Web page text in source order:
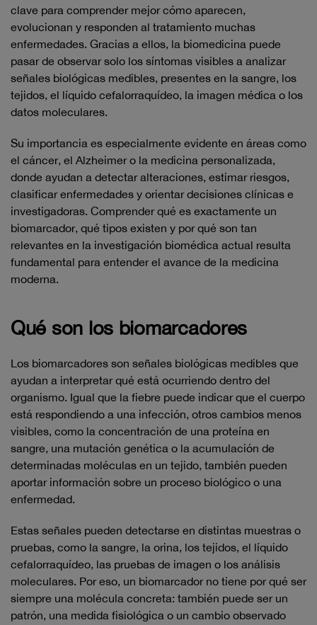
clave para comprender mejor cómo aparecen,
evolucionan y responden al tratamiento muchas
enfermedades. Gracias a ellos, la biomedicina puede
pasar de observar solo los síntomas visibles a analizar
señales biológicas medibles, presentes en la sangre, los
tejidos, el líquido cefalorraquídeo, la imagen médica o los
datos moleculares.
Su importancia es especialmente evidente en áreas como
el cáncer, el Alzheimer o la medicina personalizada,
donde ayudan a detectar alteraciones, estimar riesgos,
clasificar enfermedades y orientar decisiones clínicas e
investigadoras. Comprender qué es exactamente un
biomarcador, qué tipos existen y por qué son tan
relevantes en la investigación biomédica actual resulta
fundamental para entender el avance de la medicina
moderna.
Qué son los biomarcadores
Los biomarcadores son señales biológicas medibles que
ayudan a interpretar qué está ocurriendo dentro del
organismo. Igual que la fiebre puede indicar que el cuerpo
está respondiendo a una infección, otros cambios menos
visibles, como la concentración de una proteína en
sangre, una mutación genética o la acumulación de
determinadas moléculas en un tejido, también pueden
aportar información sobre un proceso biológico o una
enfermedad.
Estas señales pueden detectarse en distintas muestras o
pruebas, como la sangre, la orina, los tejidos, el líquido
cefalorraquídeo, las pruebas de imagen o los análisis
moleculares. Por eso, un biomarcador no tiene por qué ser
siempre una molécula concreta: también puede ser un
patrón, una medida fisiológica o un cambio observado